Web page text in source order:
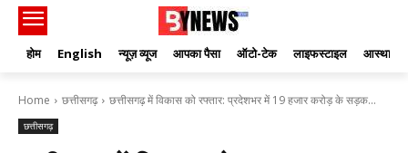
होम English न्यूज़ व्यूज आपका पैसा ऑटो-टेक लाइफस्टाइल आस्था
Home छत्तीसगढ़ छत्तीसगढ़ में विकास को रफ्तार: प्रदेशभर में 19 हजार करोड़ के सड़क...
छत्तीसगढ़